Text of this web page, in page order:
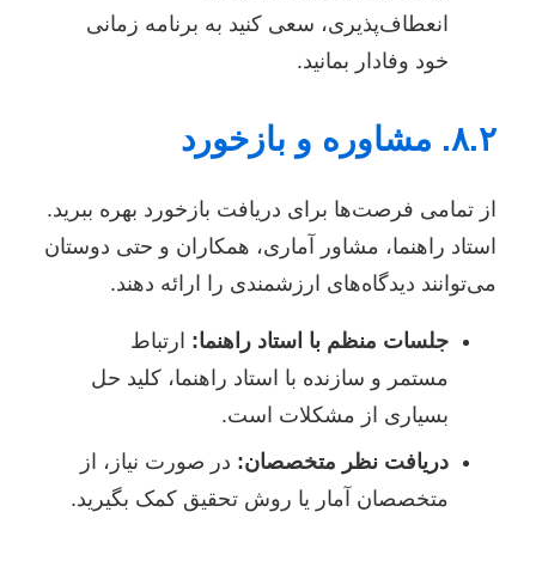
انعطاف‌پذیری، سعی کنید به برنامه زمانی
خود وفادار بمانید.
۸.۲. مشاوره و بازخورد
از تمامی فرصت‌ها برای دریافت بازخورد بهره ببرید.
استاد راهنما، مشاور آماری، همکاران و حتی دوستان
می‌توانند دیدگاه‌های ارزشمندی را ارائه دهند.
جلسات منظم با استاد راهنما: ارتباط
مستمر و سازنده با استاد راهنما، کلید حل
بسیاری از مشکلات است.
دریافت نظر متخصصان: در صورت نیاز، از
متخصصان آمار یا روش تحقیق کمک بگیرید.